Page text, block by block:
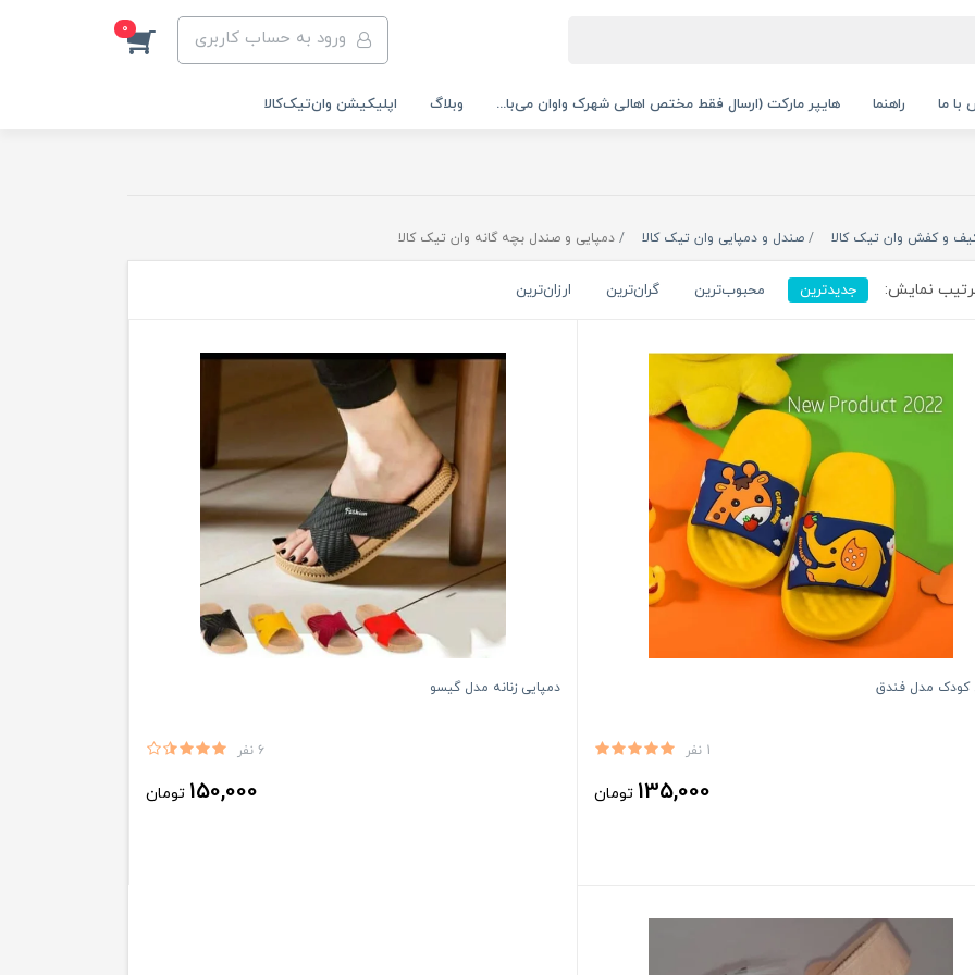
ورود به حساب کاربری 0
با ما راهنما هایپر مارکت (ارسال فقط مختص اهالی شهرک واوان می‌با... وبلاگ اپلیکیشن وان‌تیک‌کالا‌
و کفش وان تیک کالا صندل و دمپایی وان تیک کالا دمپایی و صندل بچه گانه وان تیک کالا
نمایش: جدیدترین محبوب‌ترین گران‌ترین ارزان‌ترین
کودک مدل فندق
1 نفر
135,000 تومان
دمپایی زنانه مدل گیسو
6 نفر
150,000 تومان